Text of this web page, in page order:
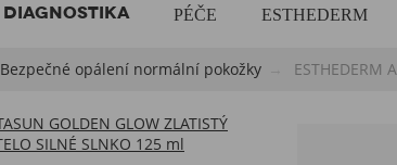
DIAGNOSTIKA PÉČE ESTHEDERM
Bezpečné opálení normální pokožky ESTHEDERM